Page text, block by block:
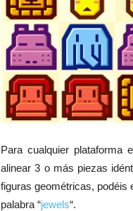
Para cualquier plataforma
alinear 3 o más piezas
figuras geométricas, podéis
palabra “jewels“.